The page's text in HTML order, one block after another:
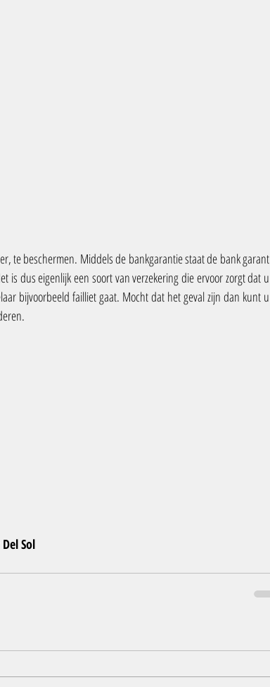
te beschermen. Middels de bankgarantie staat de bank garant
is dus eigenlijk een soort van verzekering die ervoor zorgt dat u
bijvoorbeeld failliet gaat. Mocht dat het geval zijn dan kunt u
Sol